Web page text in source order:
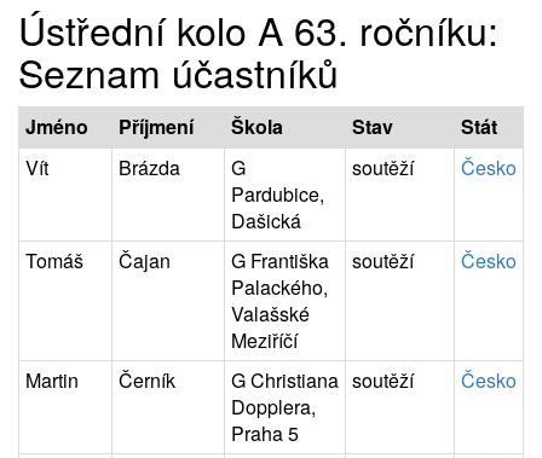
Ústřední kolo A 63. ročníku:
Seznam účastníků
Jméno Příjmení Škola Stav
Stát
Vít
Brázda
G
Pardubice,
Dašická
soutěží Česko
Tomáš Čajan
G Františka
Palackého,
Valašské
Meziříčí
soutěží Česko
Martin Černík
G Christiana
Dopplera,
Praha 5
soutěží Česko